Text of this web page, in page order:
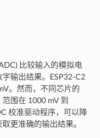
比较输入的模拟电
输出结果。ESP32-C2
。然而，不同芯片的
围在 1000 mV 到
校准驱动程序，可以降
更准确的输出结果。